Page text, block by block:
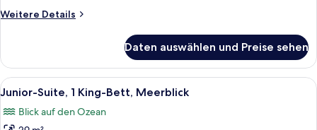
+
anzeigen
Weitere Details
Weitere
Suite,
2 Doppelbetten
(3
+
Daten auswählen und Preise sehen
Alle
Fotos
für
Ein modernes Hotelzimmer mit einer
6
Junior-Suite, 1 King-Bett, Meerblick
Blick auf den Ozean